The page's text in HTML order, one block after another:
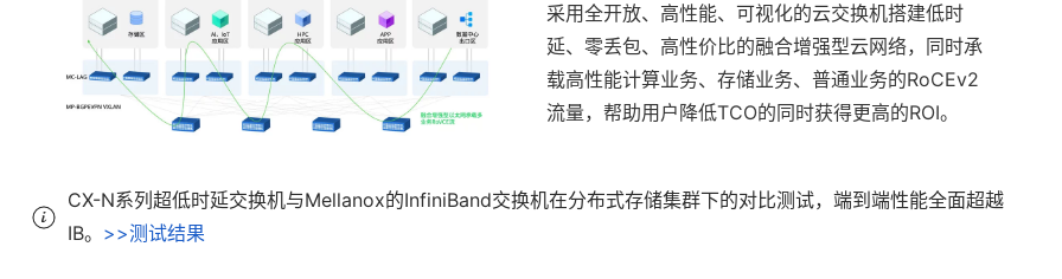
采用全开放、高性能、可视化的云交换机搭建低时
延、零丢包、高性价比的融合增强型云网络，同时承
载高性能计算业务、存储业务、普通业务的RoCEv2
流量，帮助用户降低TCO的同时获得更高的ROI。
CX-N系列超低时延交换机与Mellanox的InfiniBand交换机在分布式存储集群下的对比测试，端到端性能全面超越
IB。 >>测试结果